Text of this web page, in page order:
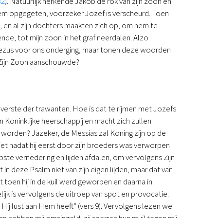
opgegeten, voorzeker Jozef is verscheurd. Toen
al zijn dochters maakten zich op, om hem te
tot mijn zoon in het graf neerdalen. Alzo
voor ons onderging, maar tonen deze woorden
Zoon aanschouwde?
der trawanten. Hoe is dat te rijmen met Jozefs
heerschappij en macht zich zullen
Jazeker, de Messias zal Koning zijn op de
nadat hij eerst door zijn broeders was verworpen
vernedering en lijden afdalen, om vervolgens Zijn
in deze Psalm niet van zijn eigen lijden, maar dat van
hij in de kuil werd geworpen en daarna in
is vervolgens de uitroep van spot en provocatie:
lust aan Hem heeft” (vers 9). Vervolgens lezen we